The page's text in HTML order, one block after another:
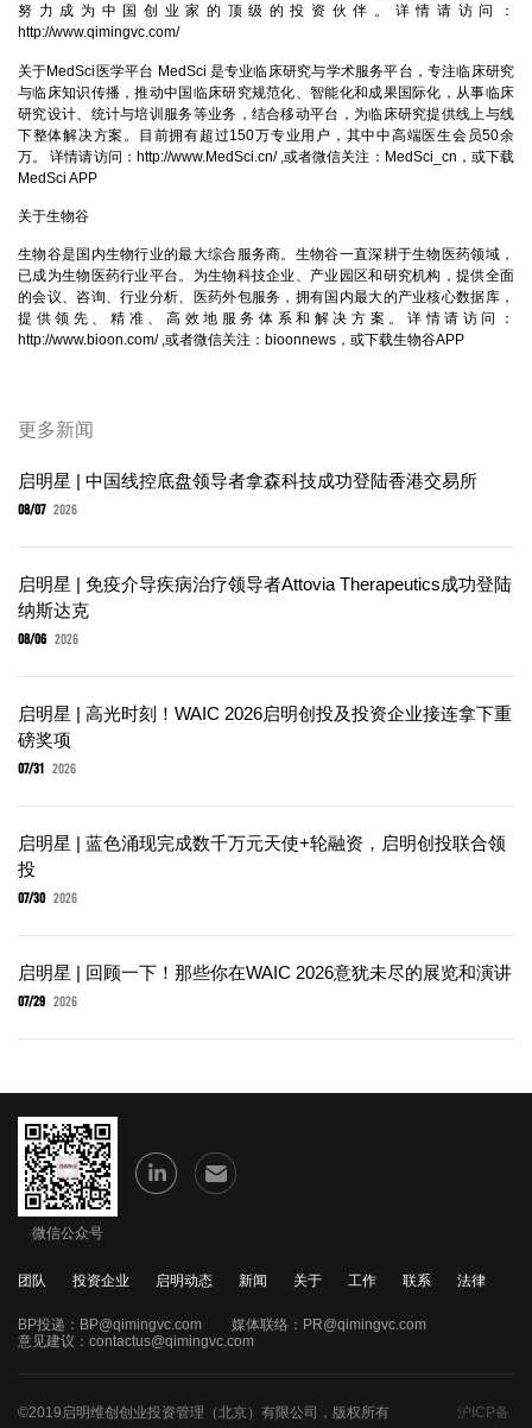
努力成为中国创业家的顶级的投资伙伴。详情请访问：
http://www.qimingvc.com/
关于MedSci医学平台 MedSci 是专业临床研究与学术服务平台，专注临床研究
与临床知识传播，推动中国临床研究规范化、智能化和成果国际化，从事临床
研究设计、统计与培训服务等业务，结合移动平台，为临床研究提供线上与线
下整体解决方案。目前拥有超过150万专业用户，其中中高端医生会员50余
万。 详情请访问： http://www.MedSci.cn/,或者微信关注：MedSci_cn，或下载
MedSci APP
关于生物谷
生物谷是国内生物行业的最大综合服务商。生物谷一直深耕于生物医药领域，
已成为生物医药行业平台。为生物科技企业、产业园区和研究机构，提供全面
的会议、咨询、行业分析、医药外包服务，拥有国内最大的产业核心数据库，
提供领先、精准、高效地服务体系和解决方案。详情请访问：
http://www.bioon.com/,或者微信关注：bioonnews，或下载生物谷APP
更多新闻
启明星 | 中国线控底盘领导者拿森科技成功登陆香港交易所
08/07 2026
启明星 | 免疫介导疾病治疗领导者Attovia Therapeutics成功登陆
纳斯达克
08/06 2026
启明星 | 高光时刻！WAIC 2026启明创投及投资企业接连拿下重
磅奖项
07/31 2026
启明星 | 蓝色涌现完成数千万元天使+轮融资，启明创投联合领
投
07/30 2026
启明星 | 回顾一下！那些你在WAIC 2026意犹未尽的展览和演讲
07/29 2026
微信公众号
团队 投资企业 启明动态 新闻 关于 工作 联系 法律
BP投递： BP@qimingvc.com 媒体联络： PR@qimingvc.com
意见建议： contactus@qimingvc.com
©2019启明维创创业投资管理（北京）有限公司，版权所有 沪ICP备